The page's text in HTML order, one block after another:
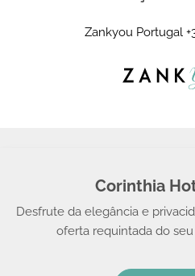
Corinthia
Desfrute da elegância e
oferta requintada do
Zankyou Portugal
© 2008 -